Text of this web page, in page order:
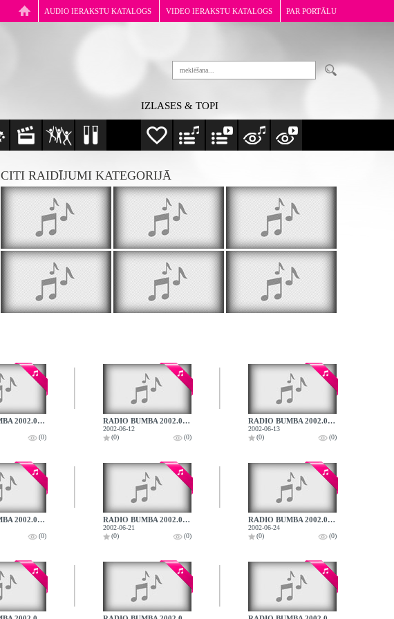
AUDIO IERAKSTU KATALOGS VIDEO IERAKSTU KATALOGS PAR PORTĀLU
IZLASES & TOPI
CITI RAIDĪJUMI KATEGORIJĀ
RADIO BUMBA 2002.06.11.
(0)
RADIO BUMBA 2002.06.12.
2002-06-12
(0)
(0)
RADIO BUMBA 2002.06.13.
2002-06-13
(0)
(0)
RADIO BUMBA 2002.06.20.
(0)
RADIO BUMBA 2002.06.21.
2002-06-21
(0)
(0)
RADIO BUMBA 2002.06.24.
2002-06-24
(0)
(0)